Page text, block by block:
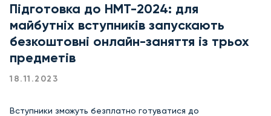
Підготовка до НМТ-2024: для
майбутніх вступників запускають
безкоштовні онлайн-заняття із трьох
предметів
18.11.2023
Вступники зможуть безплатно готуватися до